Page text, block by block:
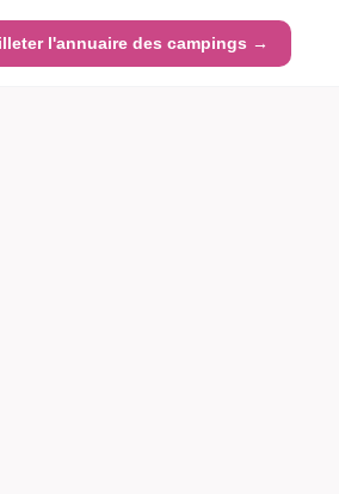
l'annuaire des campings →